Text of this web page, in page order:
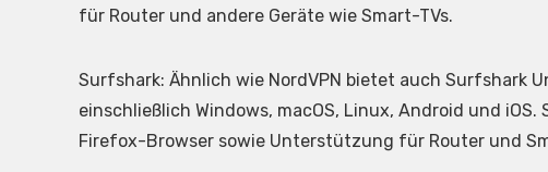
für Router und andere Geräte wie Smart-TVs.
Surfshark: Ähnlich wie NordVPN bietet auch
einschließlich Windows, macOS, Linux, Android und
Firefox-Browser sowie Unterstützung für Router und